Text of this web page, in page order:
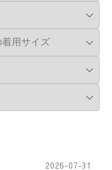
2026-07-31